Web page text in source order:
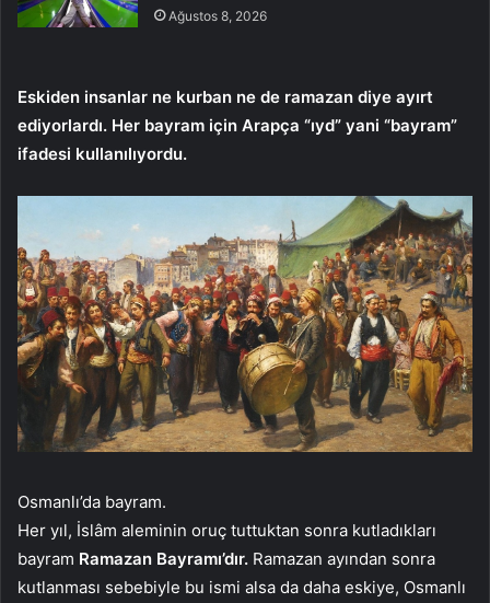
Ağustos 8, 2026
Eskiden insanlar ne kurban ne de ramazan diye ayırt
ediyorlardı. Her bayram için Arapça “ıyd” yani “bayram”
ifadesi kullanılıyordu.
Osmanlı’da bayram.
Her yıl, İslâm aleminin oruç tuttuktan sonra kutladıkları
bayram Ramazan Bayramı’dır. Ramazan ayından sonra
kutlanması sebebiyle bu ismi alsa da daha eskiye, Osmanlı